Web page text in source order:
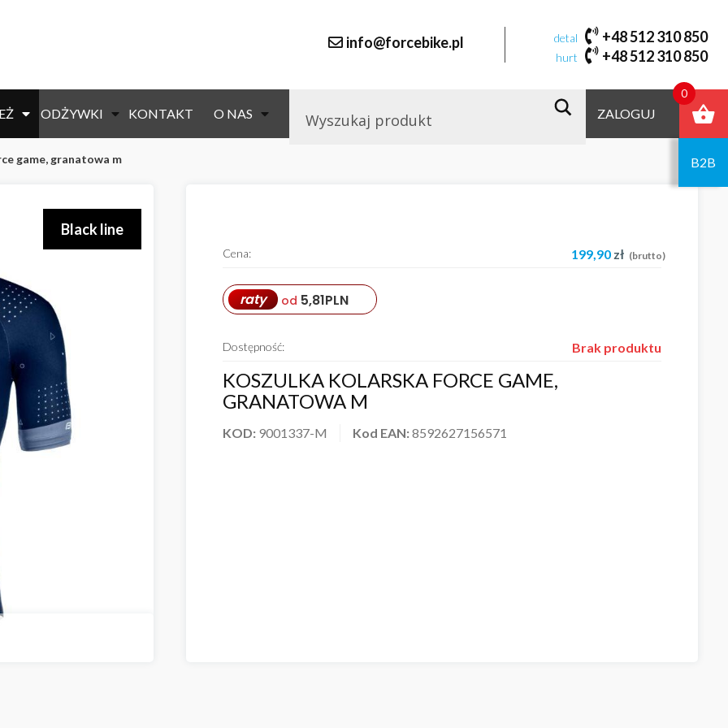
info@forcebike.pl detal +48 512 310 850
hurt +48 512 310 850
ODŻYWKI KONTAKT O NAS ZALOGUJ
B2B
game, granatowa m
Black line
KOSZULKA KOLARSKA FORCE GAME,
GRANATOWA M
KOD: 9001337-M Kod EAN:8592627156571
Cena: 199,90 zł (brutto)
raty od 5,81PLN
Dostępność: Brak produktu
0